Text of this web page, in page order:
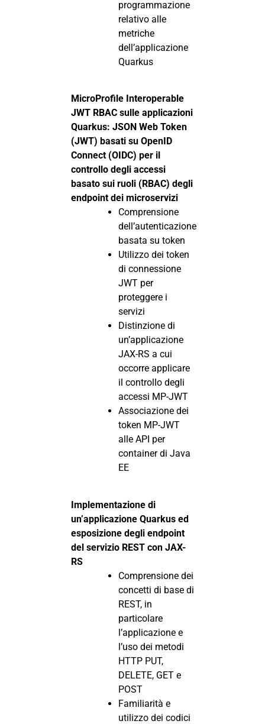
programmazione
relativo alle
metriche
dell’applicazione
Quarkus
MicroProfile Interoperable
JWT RBAC sulle applicazioni
Quarkus: JSON Web Token
(JWT) basati su OpenID
Connect (OIDC) per il
controllo degli accessi
basato sui ruoli (RBAC) degli
endpoint dei microservizi
Comprensione
dell’autenticazione
basata su token
Utilizzo dei token
di connessione
JWT per
proteggere i
servizi
Distinzione di
un’applicazione
JAX-RS a cui
occorre applicare
il controllo degli
accessi MP-JWT
Associazione dei
token MP-JWT
alle API per
container di Java
EE
Implementazione di
un’applicazione Quarkus ed
esposizione degli endpoint
del servizio REST con JAX-
RS
Comprensione dei
concetti di base di
REST, in
particolare
l’applicazione e
l’uso dei metodi
HTTP PUT,
DELETE, GET e
POST
Familiarità e
utilizzo dei codici